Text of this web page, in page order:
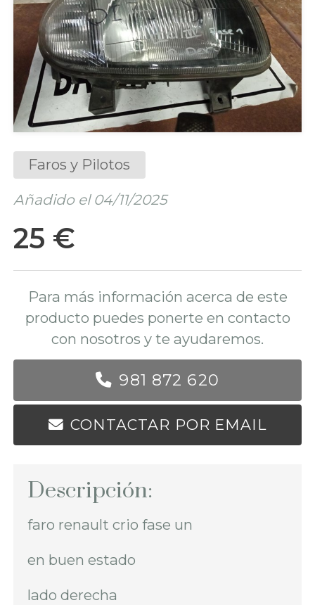
Faros y Pilotos
Añadido el 04/11/2025
25 €
Para más información acerca de este
producto puedes ponerte en contacto
con nosotros y te ayudaremos.
981 872 620
CONTACTAR POR EMAIL
Descripción:
faro renault crio fase un
en buen estado
lado derecha